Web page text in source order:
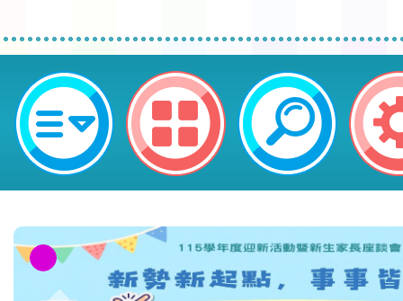
檢送本會辦理「台灣展翅協會 X
養與網路安全》國中小教師線上研
（如附件），請惠予鼓勵教師報名
桃園市平鎮區新勢國民小學